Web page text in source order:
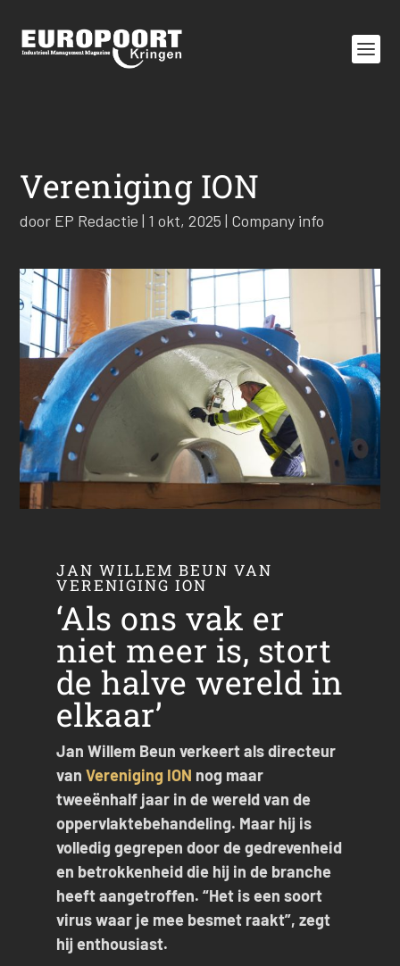
Vereniging ION
door EP Redactie | 1 okt, 2025 | Company info
JAN WILLEM BEUN VAN
VERENIGING ION
‘Als ons vak er
niet meer is, stort
de halve wereld in
elkaar’
Jan Willem Beun verkeert als directeur
van Vereniging ION nog maar
tweeënhalf jaar in de wereld van de
oppervlaktebehandeling. Maar hij is
volledig gegrepen door de gedrevenheid
en betrokkenheid die hij in de branche
heeft aangetroffen. “Het is een soort
virus waar je mee besmet raakt”, zegt
hij enthousiast.